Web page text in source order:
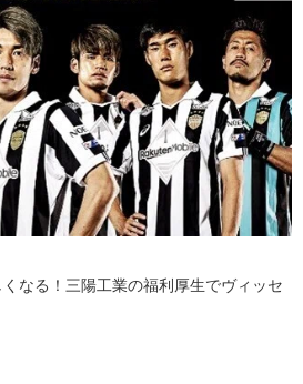
なる！三陽工業の福利厚生でヴィッセ